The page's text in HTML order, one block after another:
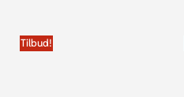
Tilbud!